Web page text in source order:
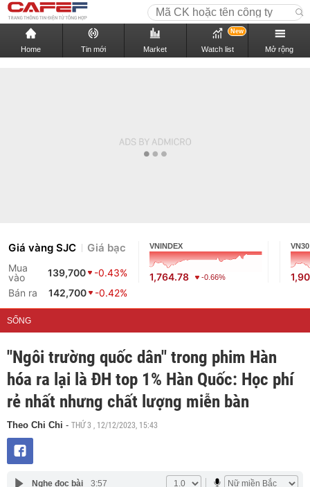
Home Tin mới Market Watch list
New
Mở rộng
Giá vàng SJC Giá bạc
Mua
vào
139,700
-0.43%
Bán ra
142,700 -0.42%
VNINDEX
1,764.78 -0.66%
VN30
SỐNG
"Ngôi trường quốc dân" trong phim Hàn
hóa ra lại là ĐH top 1% Hàn Quốc: Học phí
rẻ nhất nhưng chất lượng miễn bàn
Theo Chi Chi - THỨ 3 , 12/12/2023, 15:43
Nghe đọc bài 3:57